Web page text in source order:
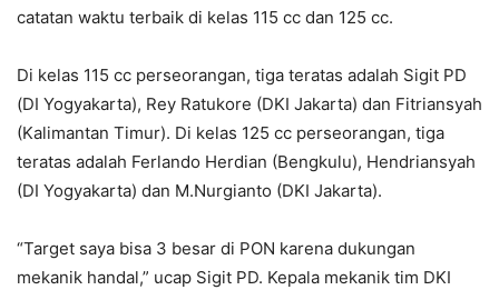
catatan waktu terbaik di kelas 115 cc dan 125 cc.
Di kelas 115 cc perseorangan, tiga teratas adalah Sigit PD
(DI Yogyakarta), Rey Ratukore (DKI Jakarta) dan Fitriansyah
(Kalimantan Timur). Di kelas 125 cc perseorangan, tiga
teratas adalah Ferlando Herdian (Bengkulu), Hendriansyah
(DI Yogyakarta) dan M.Nurgianto (DKI Jakarta).
“Target saya bisa 3 besar di PON karena dukungan
mekanik handal,” ucap Sigit PD. Kepala mekanik tim DKI